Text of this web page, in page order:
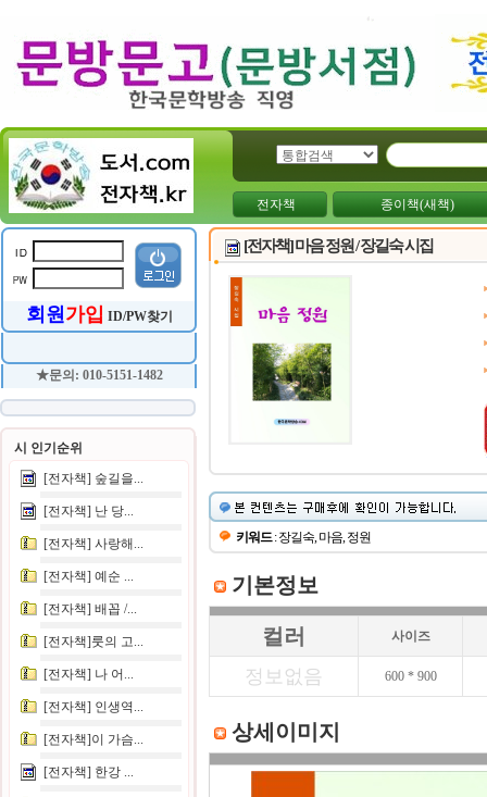
전자책 종이책(새책)
회원가입 ID/PW찾기
★문의: 010-5151-1482
시 인기순위
[전자책] 숲길을...
[전자책] 난 당...
[전자책] 사랑해...
[전자책] 예순 ...
[전자책] 배꼽 /...
[전자책]룻의 고...
[전자책] 나 어...
[전자책] 인생역...
[전자책]이 가슴...
[전자책] 한강 ...
[전자책] 마음 정원 / 장길숙 시집
키워드: 장길숙, 마음, 정원
기본정보
컬러 사이즈
정보없음 600 * 900
상세이미지